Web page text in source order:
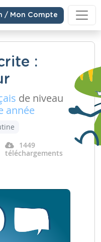
/ Mon Compte
:
de niveau
année
1449
téléchargements